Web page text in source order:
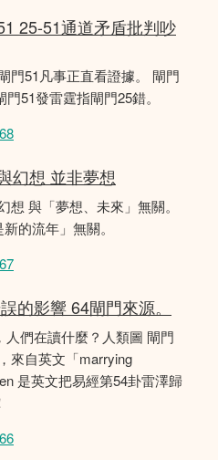
25-51通道矛盾批判吵
門51凡事正直看證據。 閘門
51發雷霆指閘門25錯。
幻想 並非夢想
想 與「夢想、未來」無關。
的流年」無關。
的影響 64閘門來源。
們在讀什麼？人類圖 閘門
來自英文「marrying
是英文把易經第54卦雷澤歸